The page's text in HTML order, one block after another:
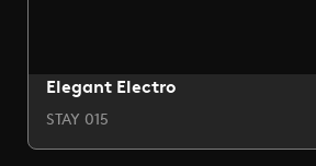
Elegant Electro
STAY 015